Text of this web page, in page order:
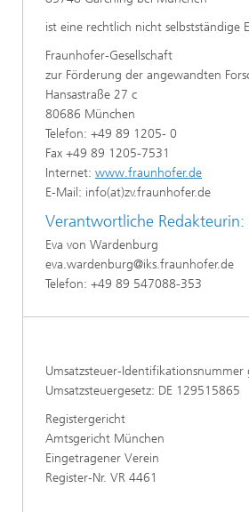
ist eine rechtlich nicht selbstständige
Fraunhofer-Gesellschaft
zur Förderung der angewandten
Hansastraße 27 c
80686 München
Telefon: +49 89 1205- 0
Fax +49 89 1205-7531
Internet: www.fraunhofer.de
E-Mail: info(at)zv.fraunhofer.de
Verantwortliche Redakteurin:
Eva von Wardenburg
eva.wardenburg@iks.fraunhofer.de
Telefon: +49 89 547088-353
Umsatzsteuer-Identifikationsnummer
Umsatzsteuergesetz: DE 129515865
Registergericht
Amtsgericht München
Eingetragener Verein
Register-Nr. VR 4461